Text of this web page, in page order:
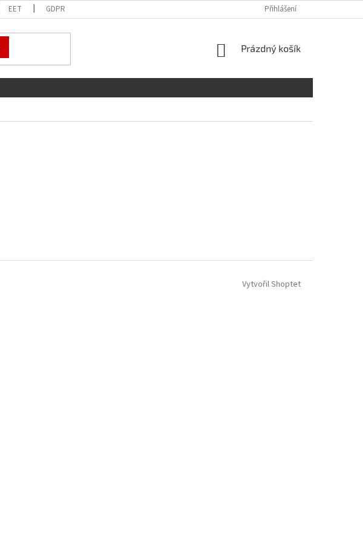
EET GDPR Přihlášení
NÁKUPNÍ
Prázdný košík
Vytvořil Shoptet